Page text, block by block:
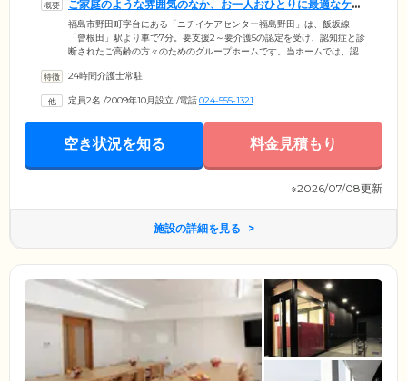
ご家庭のような雰囲気のなか、お一人おひとりに最適なケア
をご提供します
福島市野田町字台にある「ニチイケアセンター福島野田」は、飯坂線
「曾根田」駅より車で7分。要支援2～要介護5の認定を受け、認知症と診
断されたご高齢の方々のためのグループホームです。当ホームでは、認
り、共同生活を営んでいます。スタッフはご入居者様それぞれの「でき
とすることを選んで役割分担。日常のなかでしっかりとご自身の役割に
取り組んでいくことにより、さまざまな刺激を受け、認知症の進行抑制
24時間介護士常駐
定員2名 /2009年10月設立 /電話024-555-1321
空き状況を知る 料金見積もり
※2026/07/08更新
施設の詳細を見る